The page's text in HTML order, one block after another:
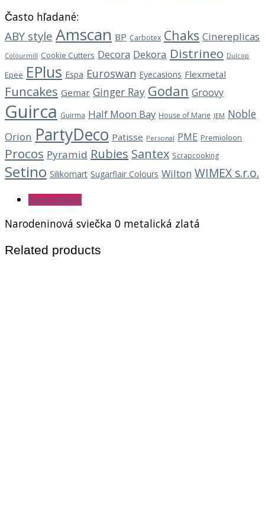
Často hľadané:
ABY style Amscan BP Carbotex Chaks Cinereplicas
Colourmill Cookie Cutters Decora Dekora Distrineo Dulcop
Epee EPlus Espa Euroswan Eyecasions Flexmetal
Funcakes Gemar Ginger Ray Godan Groovy
Guirca Guirma Half Moon Bay House of Marie JEM Noble
Orion PartyDeco Patisse Personal PME Premioloon
Procos Pyramid Rubies Santex Scrapcooking
Setino Silikomart Sugarflair Colours Wilton WIMEX s.r.o.
Description
Narodeninová sviečka 0 metalická zlatá
Related products